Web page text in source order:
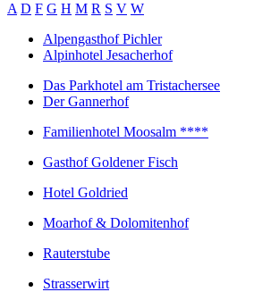
A D F G H M R S V W
Alpengasthof Pichler
Alpinhotel Jesacherhof
Das Parkhotel am Tristachersee
Der Gannerhof
Familienhotel Moosalm ****
Gasthof Goldener Fisch
Hotel Goldried
Moarhof & Dolomitenhof
Rauterstube
Strasserwirt